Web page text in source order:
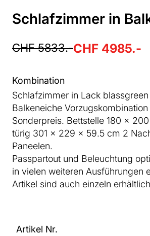
Schlafzimmer in
CHF 5833.-CHF 4985.-
Kombination
Schlafzimmer in Lack
Balkeneiche Vorzugskombination
Sonderpreis. Bettstelle 180 x
türig 301 x 229 x 59.5 cm 2
Paneelen.
Passpartout und Beleuchtung
in vielen weiteren Ausführungen
Artikel sind auch einzeln
Artikel Nr.